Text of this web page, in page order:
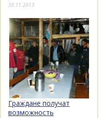
30.11.2013
Граждане получат
возможность